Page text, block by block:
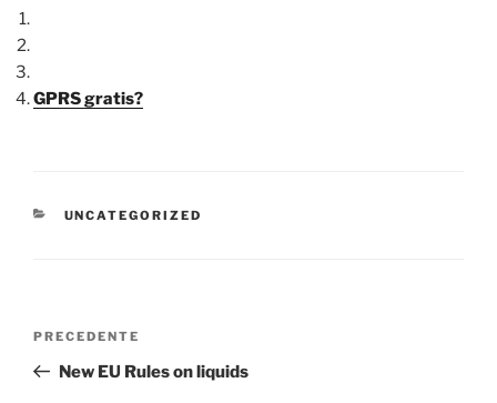
GPRS gratis?
CATEGORIE
UNCATEGORIZED
Articolo
precedente:
PRECEDENTE
New EU Rules on liquids